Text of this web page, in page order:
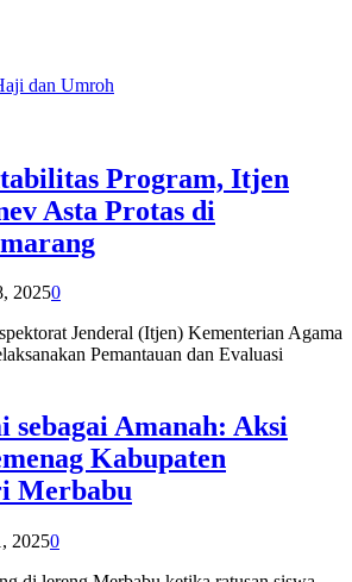
dan Umroh
Program, Itjen
Asta Protas di
20250
Jenderal (Itjen) Kementerian Agama
Pemantauan dan Evaluasi
sebagai Amanah: Aksi
Kabupaten
Merbabu
20250